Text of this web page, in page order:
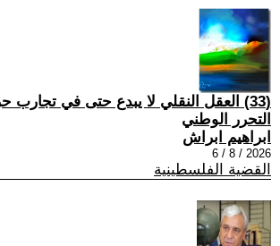
(33) العقل النقلي لا يبدع حتى في تجارب
التحرر الوطني
ابراهيم ابراش
2026 / 8 / 6
القضية الفلسطينية